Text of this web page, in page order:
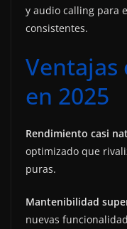
y audio calling para
consistentes.
en 2025
Rendimiento casi
optimizado que
puras.
Mantenibilidad
nuevas